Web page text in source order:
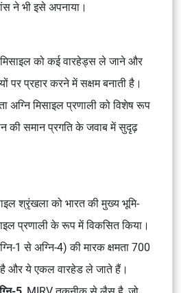
ने भी इसे अपनाया।
को कई वारहेड्स ले जाने और
पर प्रहार करने में सक्षम बनाती है।
अग्नि मिसाइल प्रणाली को विशेष रूप
की समान प्रगति के जवाब में सुदृढ़
श्रृंखला को भारत की मुख्य भूमि-
प्रणाली के रूप में विकसित किया।
1 से अग्नि-4) की मारक क्षमता 700
और ये एकल वारहेड ले जाते हैं।